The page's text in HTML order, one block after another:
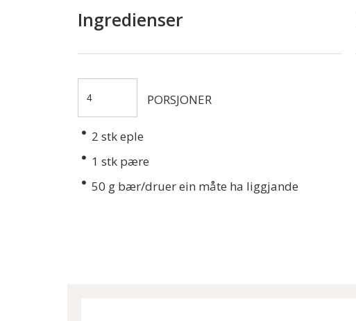
Ingredienser
PORSJONER
2 stk eple
1 stk pære
50 g bær/druer ein måte ha liggjande